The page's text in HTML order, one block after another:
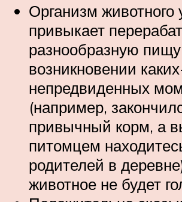
Организм животного
привыкает
разнообразную
возникновении
непредвиденных
(например,
привычный корм, а
питомцем
родителей в
животное не будет